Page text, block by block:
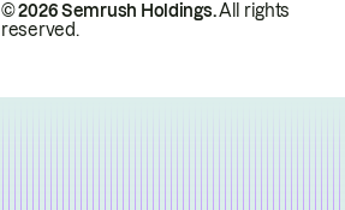
© 2026 Semrush Holdings.All rights
reserved.